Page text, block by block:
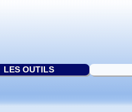
LES OUTILS